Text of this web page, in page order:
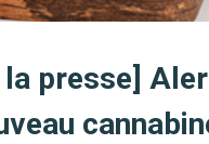
la presse]